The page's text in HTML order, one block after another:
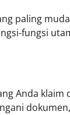
paling
fungsi
Anda klaim